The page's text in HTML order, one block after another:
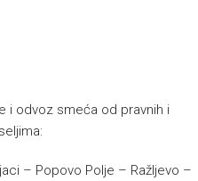
i odvoz smeća od pravnih i
– Popovo Polje – Ražljevo –